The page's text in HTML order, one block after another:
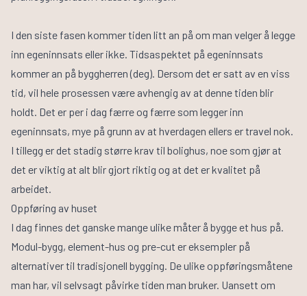
I den siste fasen kommer tiden litt an på om man velger å legge
inn egeninnsats eller ikke. Tidsaspektet på egeninnsats
kommer an på byggherren (deg). Dersom det er satt av en viss
tid, vil hele prosessen være avhengig av at denne tiden blir
holdt. Det er per i dag færre og færre som legger inn
egeninnsats, mye på grunn av at hverdagen ellers er travel nok.
I tillegg er det stadig større krav til bolighus, noe som gjør at
det er viktig at alt blir gjort riktig og at det er kvalitet på
arbeidet.
Oppføring av huset
I dag finnes det ganske mange ulike måter å bygge et hus på.
Modul-bygg, element-hus og pre-cut er eksempler på
alternativer til tradisjonell bygging. De ulike oppføringsmåtene
man har, vil selvsagt påvirke tiden man bruker. Uansett om